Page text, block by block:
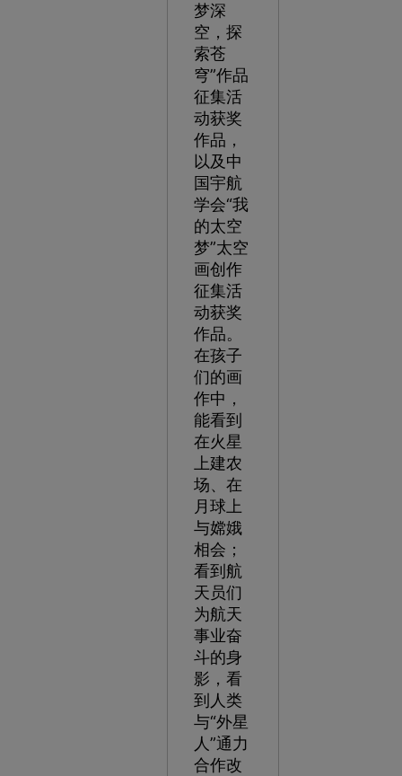
梦深
空，探
索苍
穹”作品
征集活
动获奖
作品，
以及中
国宇航
学会“我
的太空
梦”太空
画创作
征集活
动获奖
作品。
在孩子
们的画
作中，
能看到
在火星
上建农
场、在
月球上
与嫦娥
相会；
看到航
天员们
为航天
事业奋
斗的身
影，看
到人类
与“外星
人”通力
合作改